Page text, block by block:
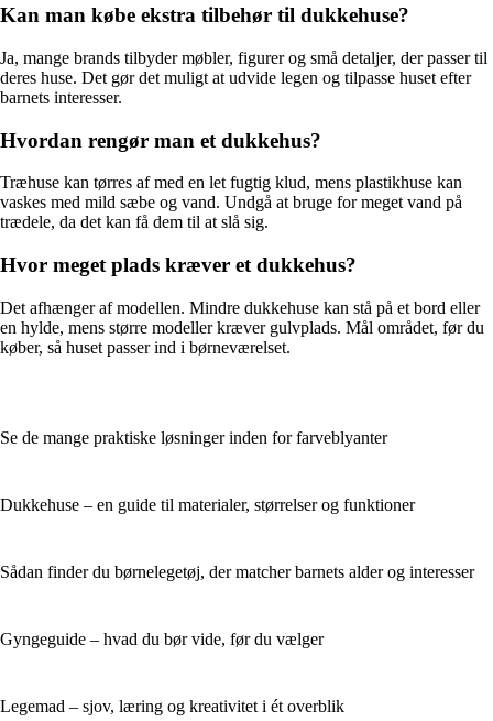
Kan man købe ekstra tilbehør til dukkehuse?
Ja, mange brands tilbyder møbler, figurer og små detaljer, der passer til
deres huse. Det gør det muligt at udvide legen og tilpasse huset efter
barnets interesser.
Hvordan rengør man et dukkehus?
Træhuse kan tørres af med en let fugtig klud, mens plastikhuse kan
vaskes med mild sæbe og vand. Undgå at bruge for meget vand på
trædele, da det kan få dem til at slå sig.
Hvor meget plads kræver et dukkehus?
Det afhænger af modellen. Mindre dukkehuse kan stå på et bord eller
en hylde, mens større modeller kræver gulvplads. Mål området, før du
køber, så huset passer ind i børneværelset.
Se de mange praktiske løsninger inden for farveblyanter
Dukkehuse – en guide til materialer, størrelser og funktioner
Sådan finder du børnelegetøj, der matcher barnets alder og interesser
Gyngeguide – hvad du bør vide, før du vælger
Legemad – sjov, læring og kreativitet i ét overblik